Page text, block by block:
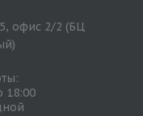
офис 2/2 (БЦ
18:00